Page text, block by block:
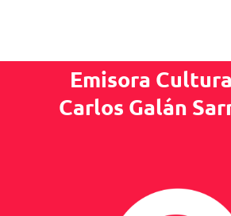
Emisora
Carlos Galán